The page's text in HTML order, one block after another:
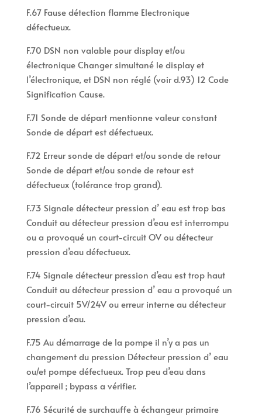
F.67 Fause détection flamme Electronique
défectueux.
F.70 DSN non valable pour display et/ou
électronique Changer simultané le display et
l’électronique, et DSN non réglé (voir d.93) 12 Code
Signification Cause.
F.71 Sonde de départ mentionne valeur constant
Sonde de départ est défectueux.
F.72 Erreur sonde de départ et/ou sonde de retour
Sonde de départ et/ou sonde de retour est
défectueux (tolérance trop grand).
F.73 Signale détecteur pression d’ eau est trop bas
Conduit au détecteur pression d’eau est interrompu
ou a provoqué un court-circuit OV ou détecteur
pression d’eau défectueux.
F.74 Signale détecteur pression d’eau est trop haut
Conduit au détecteur pression d’ eau a provoqué un
court-circuit 5V/24V ou erreur interne au détecteur
pression d’eau.
F.75 Au démarrage de la pompe il n’y a pas un
changement du pression Détecteur pression d’ eau
ou/et pompe défectueux. Trop peu d’eau dans
l’appareil ; bypass a vérifier.
F.76 Sécurité de surchauffe à échangeur primaire